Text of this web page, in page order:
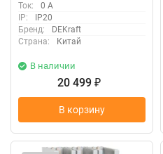
Ток:
0 А
IP:
IP20
Бренд:
DEKraft
Страна:
Китай
В наличии
20 499 ₽
В корзину